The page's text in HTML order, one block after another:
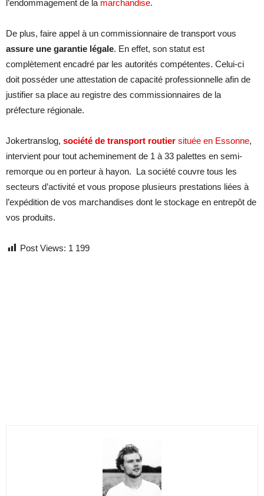
l’endommagement de la marchandise.
De plus, faire appel à un commissionnaire de transport vous
assure une garantie légale. En effet, son statut est
complètement encadré par les autorités compétentes. Celui-ci
doit posséder une attestation de capacité professionnelle afin de
justifier sa place au registre des commissionnaires de la
préfecture régionale.
Jokertranslog, société de transport routier située en Essonne,
intervient pour tout acheminement de 1 à 33 palettes en semi-
remorque ou en porteur à hayon. La société couvre tous les
secteurs d’activité et vous propose plusieurs prestations liées à
l’expédition de vos marchandises dont le stockage en entrepôt de
vos produits.
Post Views: 1 199